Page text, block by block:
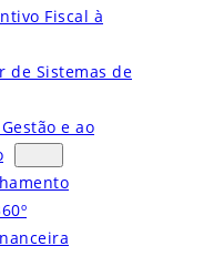
Fiscal à
de Sistemas de
e ao